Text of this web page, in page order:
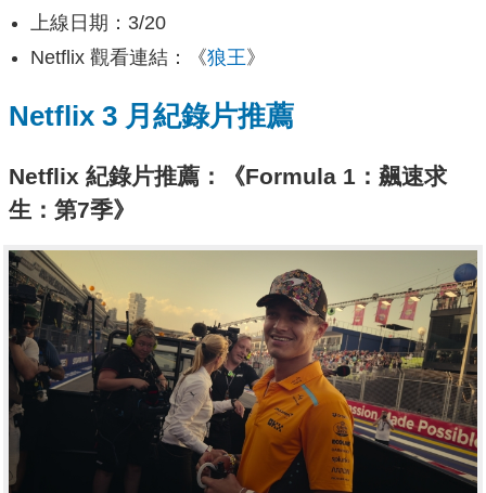
上線日期：3/20
Netflix 觀看連結：《狼王》
Netflix 3 月紀錄片推薦
Netflix 紀錄片推薦：《Formula 1：飆速求
生：第7季》